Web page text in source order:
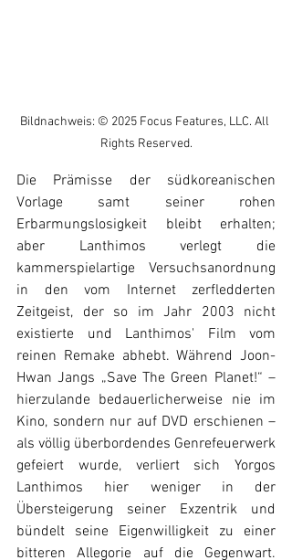
Bildnachweis: © 2025 Focus Features, LLC. All
Rights Reserved.
Die Prämisse der südkoreanischen
Vorlage samt seiner rohen
Erbarmungslosigkeit bleibt erhalten;
aber Lanthimos verlegt die
kammerspielartige Versuchsanordnung
in den vom Internet zerfledderten
Zeitgeist, der so im Jahr 2003 nicht
existierte und Lanthimos' Film vom
reinen Remake abhebt. Während Joon-
Hwan Jangs „Save The Green Planet!“ –
hierzulande bedauerlicherweise nie im
Kino, sondern nur auf DVD erschienen –
als völlig überbordendes Genrefeuerwerk
gefeiert wurde, verliert sich Yorgos
Lanthimos hier weniger in der
Übersteigerung seiner Exzentrik und
bündelt seine Eigenwilligkeit zu einer
bitteren Allegorie auf die Gegenwart.